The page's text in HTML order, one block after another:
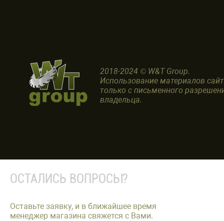
2018-2024 © W&T Group.
Использование материалов
только с письменного
владельца.
ОСТАЛИСЬ ВОПРОСЫ?
Оставьте заявку, и в ближайшее время
менеджер магазина свяжется с Вами.